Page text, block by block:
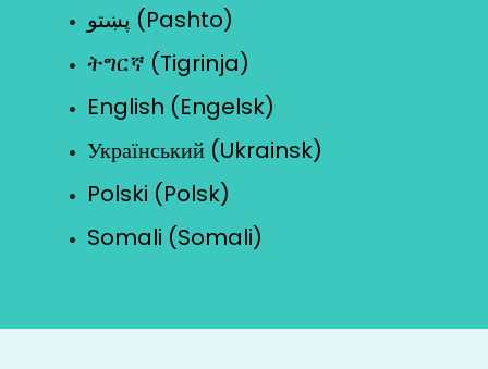
پښتو (Pashto)
ትግርኛ (Tigrinja)
English (Engelsk)
Український (Ukrainsk)
Polski (Polsk)
Somali (Somali)